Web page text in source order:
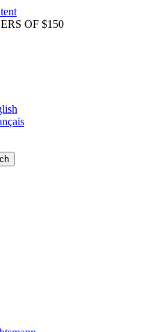
OF $150